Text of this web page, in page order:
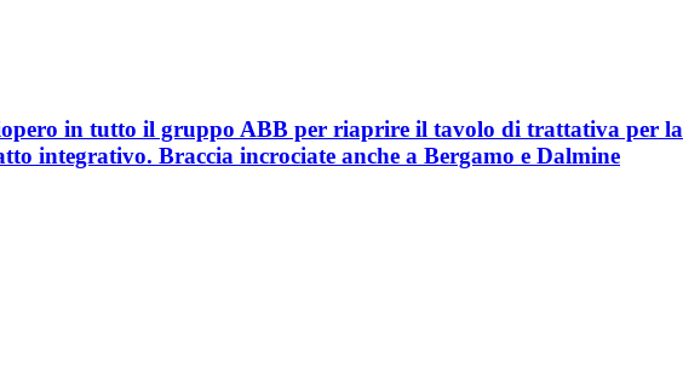
in tutto il gruppo ABB per riaprire il tavolo di trattativa per la
integrativo. Braccia incrociate anche a Bergamo e Dalmine